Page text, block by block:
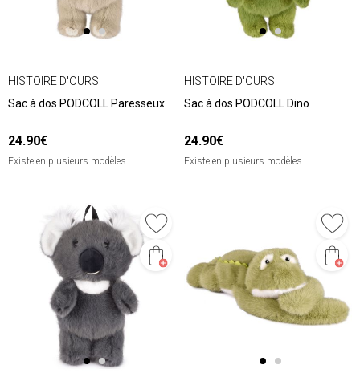
HISTOIRE D'OURS
Sac à dos PODCOLL Paresseux
24.90€
Existe en plusieurs modèles
HISTOIRE D'OURS
Sac à dos PODCOLL Dino
24.90€
Existe en plusieurs modèles